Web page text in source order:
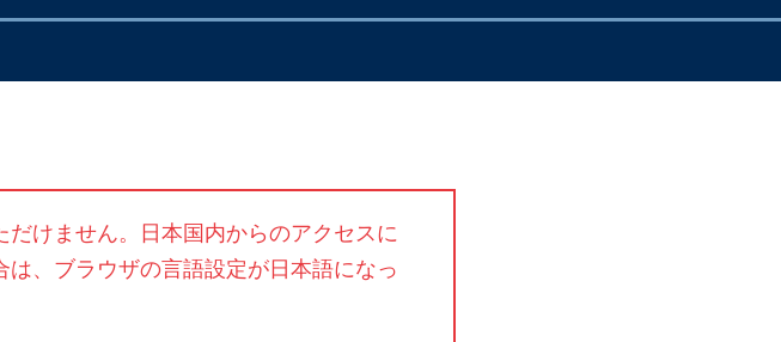
けません。日本国内からのアクセスに
、ブラウザの言語設定が日本語になっ